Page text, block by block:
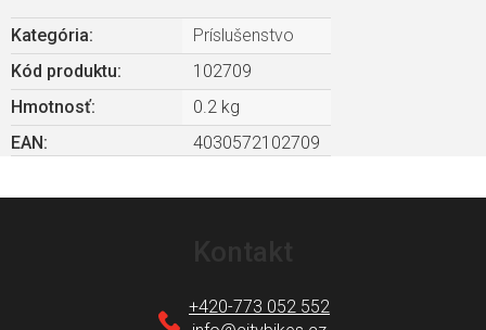
Kategória:
Príslušenstvo
Kód produktu:
102709
Hmotnosť:
0.2 kg
EAN : 4030572102709
+420-773 052 552